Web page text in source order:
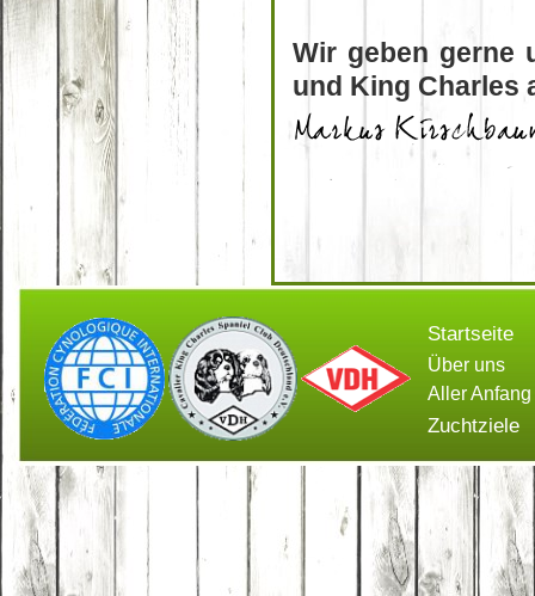
Wir geben gerne
und King Charles
Startseite
Über uns
Aller Anfang
Zuchtziele